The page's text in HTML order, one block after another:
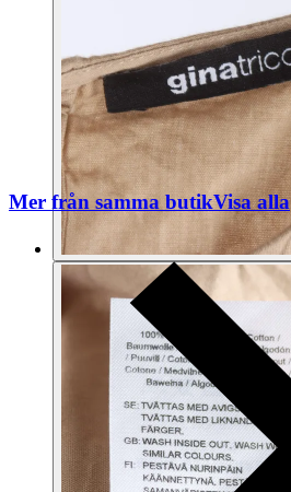
Mer från samma butikVisa alla